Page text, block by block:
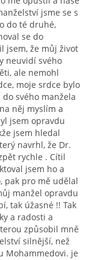
jsme se s
do té druhé,
se do
jsem, že můj život
neuvidí svého
ale nemohl
moje srdce bylo
svého manžela
něj myslím a
jsem opravdu
jsem hledal
navrhl, že Dr.
rychle . Cítil
jsem ho a
pak pro mě udělal
manžel opravdu
tak úžasné !! Tak
a radosti a
způsobil mně
silnější, než
Mohammedovi. je